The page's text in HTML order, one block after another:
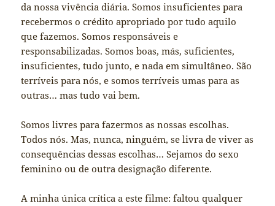
da nossa vivência diária. Somos insuficientes para
recebermos o crédito apropriado por tudo aquilo
que fazemos. Somos responsáveis e
responsabilizadas. Somos boas, más, suficientes,
insuficientes, tudo junto, e nada em simultâneo. São
terríveis para nós, e somos terríveis umas para as
outras… mas tudo vai bem.
Somos livres para fazermos as nossas escolhas.
Todos nós. Mas, nunca, ninguém, se livra de viver as
consequências dessas escolhas… Sejamos do sexo
feminino ou de outra designação diferente.
A minha única crítica a este filme: faltou qualquer